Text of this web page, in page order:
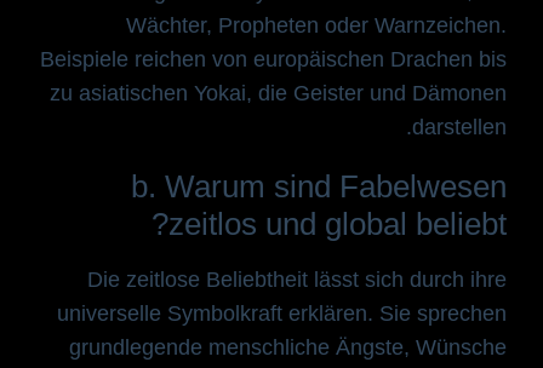
Wächter, Propheten oder Warnzeichen.
Beispiele reichen von europäischen Drachen bis
zu asiatischen Yokai, die Geister und Dämonen
darstellen.
b. Warum sind Fabelwesen
zeitlos und global beliebt?
Die zeitlose Beliebtheit lässt sich durch ihre
universelle Symbolkraft erklären. Sie sprechen
grundlegende menschliche Ängste, Wünsche